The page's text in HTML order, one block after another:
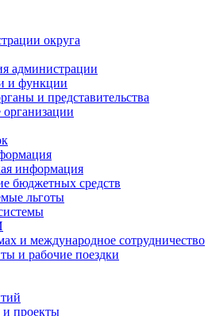
округа
администрации
и функции
и представительства
информация
бюджетных средств
льготы
и международное сотрудничество
и рабочие поездки
проекты